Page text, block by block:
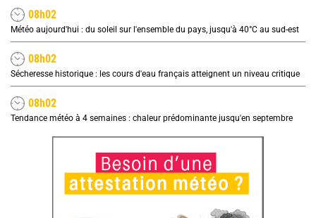
08h02
Météo aujourd'hui : du soleil sur l'ensemble du pays, jusqu'à 40°C au sud-est
08h02
Sécheresse historique : les cours d'eau français atteignent un niveau critique
08h02
Tendance météo à 4 semaines : chaleur prédominante jusqu'en septembre